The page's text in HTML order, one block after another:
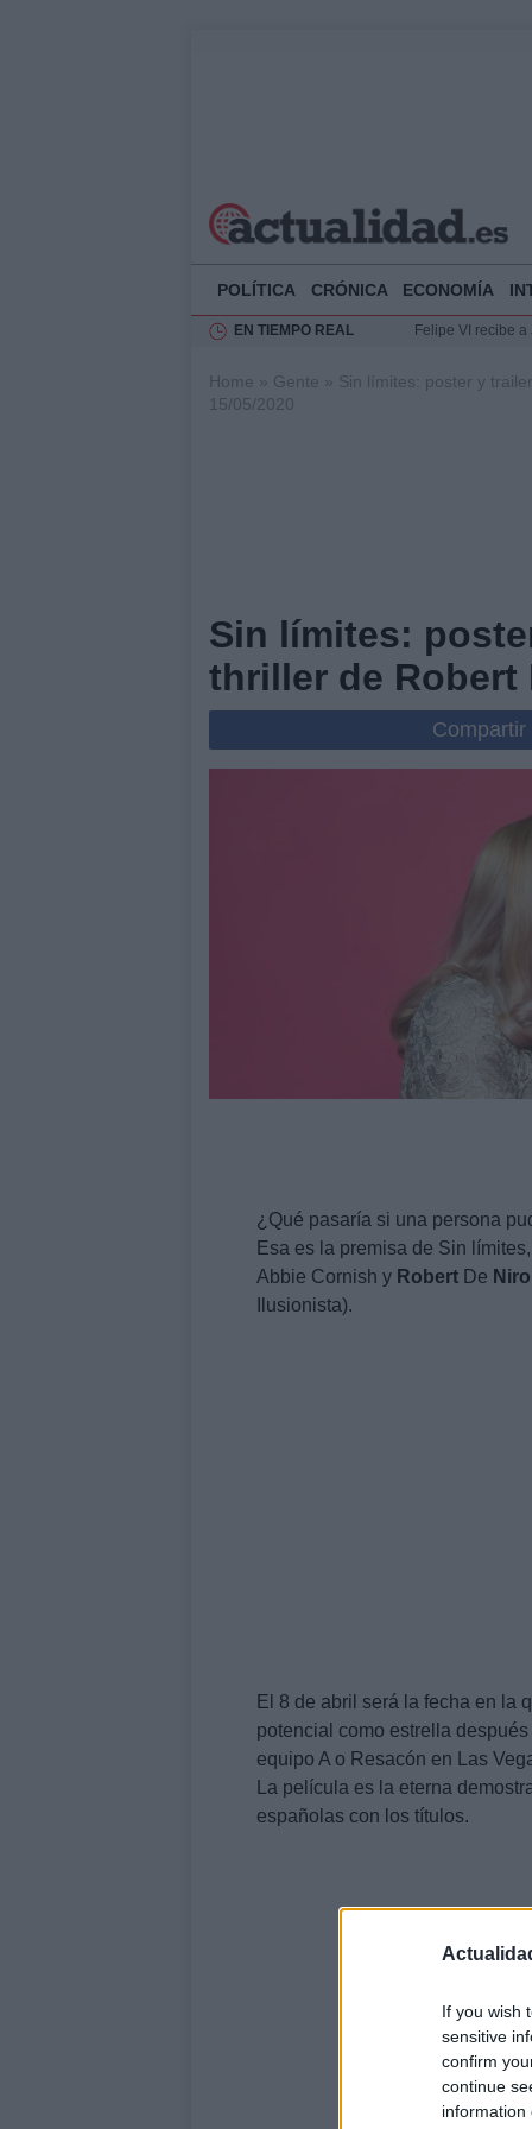
If you wish
sensitive
confirm
continue
information
POLÍTICA CRÓNICA ECONOMÍA
EN TIEMPO REAL
Felipe VI recibe
Impacto
Home » Gente » Sin límites: poster y
15/05/2020
Sin límites:
thriller de Robert
¿Qué pasaría si una persona
Esa es la premisa de Sin
Abbie Cornish y Robert De Niro
Ilusionista).
El 8 de abril será la fecha en la
potencial como estrella
equipo A o Resacón en Las
La película es la eterna
españolas con los títulos.